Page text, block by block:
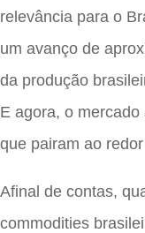
relevância para o
um avanço de
da produção
E agora, o
que pairam ao
Afinal de contas,
commodities